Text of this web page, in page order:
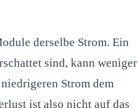
derselbe Strom. Ein
sind, kann weniger
Strom dem
ist also nicht auf das